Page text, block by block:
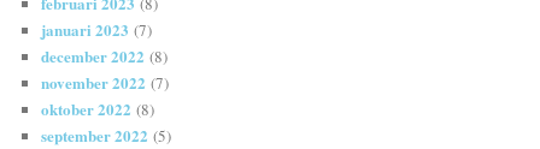
januari 2023 (7)
december 2022 (8)
november 2022 (7)
oktober 2022 (8)
september 2022 (5)